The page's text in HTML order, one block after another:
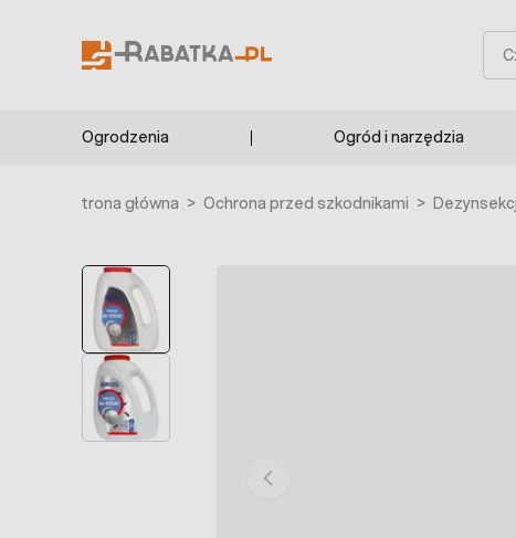
Ogrodzenia Ogród i narzędzia
Strona główna > Ochrona przed szkodnikami >